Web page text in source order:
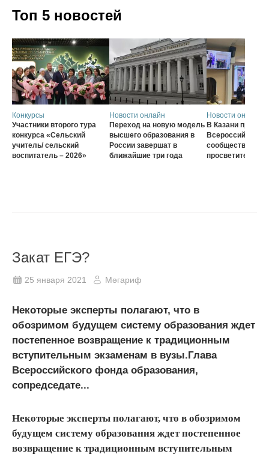
Топ 5 новостей
Конкурсы
Участники второго тура
конкурса «Сельский
учитель/ сельский
воспитатель – 2026»
Новости онлайн
Переход на новую модель
высшего образования в
России завершат в
ближайшие три года
Новости онлайн
В Казани
Всероссийского
сообщества
просветителей
Закат ЕГЭ?
25 января 2021 Мәгариф
Некоторые эксперты полагают, что в
обозримом будущем систему образования ждет
постепенное возвращение к традиционным
вступительным экзаменам в вузы.Глава
Всероссийского фонда образования,
сопредседате...
Некоторые эксперты полагают, что в обозримом
будущем систему образования ждет постепенное
возвращение к традиционным вступительным